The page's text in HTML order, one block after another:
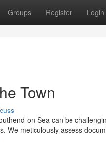
Groups Register Login
Town
on-Sea can be
We meticulously assess